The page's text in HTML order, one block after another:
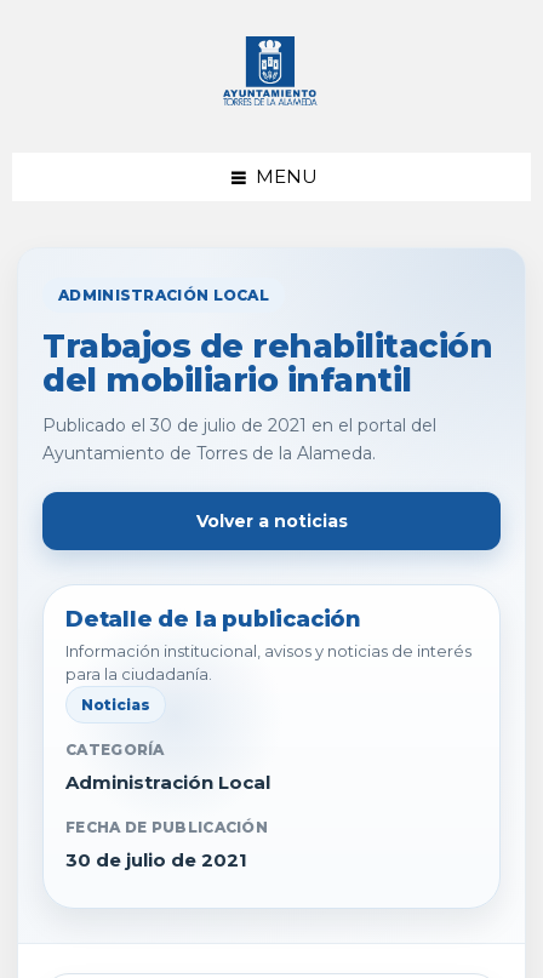
MENU
ADMINISTRACIÓN LOCAL
Trabajos de rehabilitación
del mobiliario infantil
Publicado el 30 de julio de 2021 en el portal del
Ayuntamiento de Torres de la Alameda.
Volver a noticias
Detalle de la publicación
Información institucional, avisos y noticias de interés
para la ciudadanía.
Noticias
CATEGORÍA
Administración Local
FECHA DE PUBLICACIÓN
30 de julio de 2021